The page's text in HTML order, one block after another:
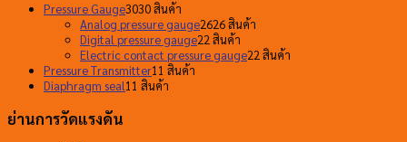
Pressure Gauge3030 สินค้า
Analog pressure gauge2626 สินค้า
Digital pressure gauge22 สินค้า
Electric contact pressure gauge22 สินค้า
Pressure Transmitter1 1 สินค้า
Diaphragm seal1 1 สินค้า
ย่านการวัดแรงดัน